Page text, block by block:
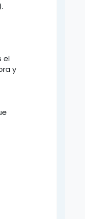
el
y